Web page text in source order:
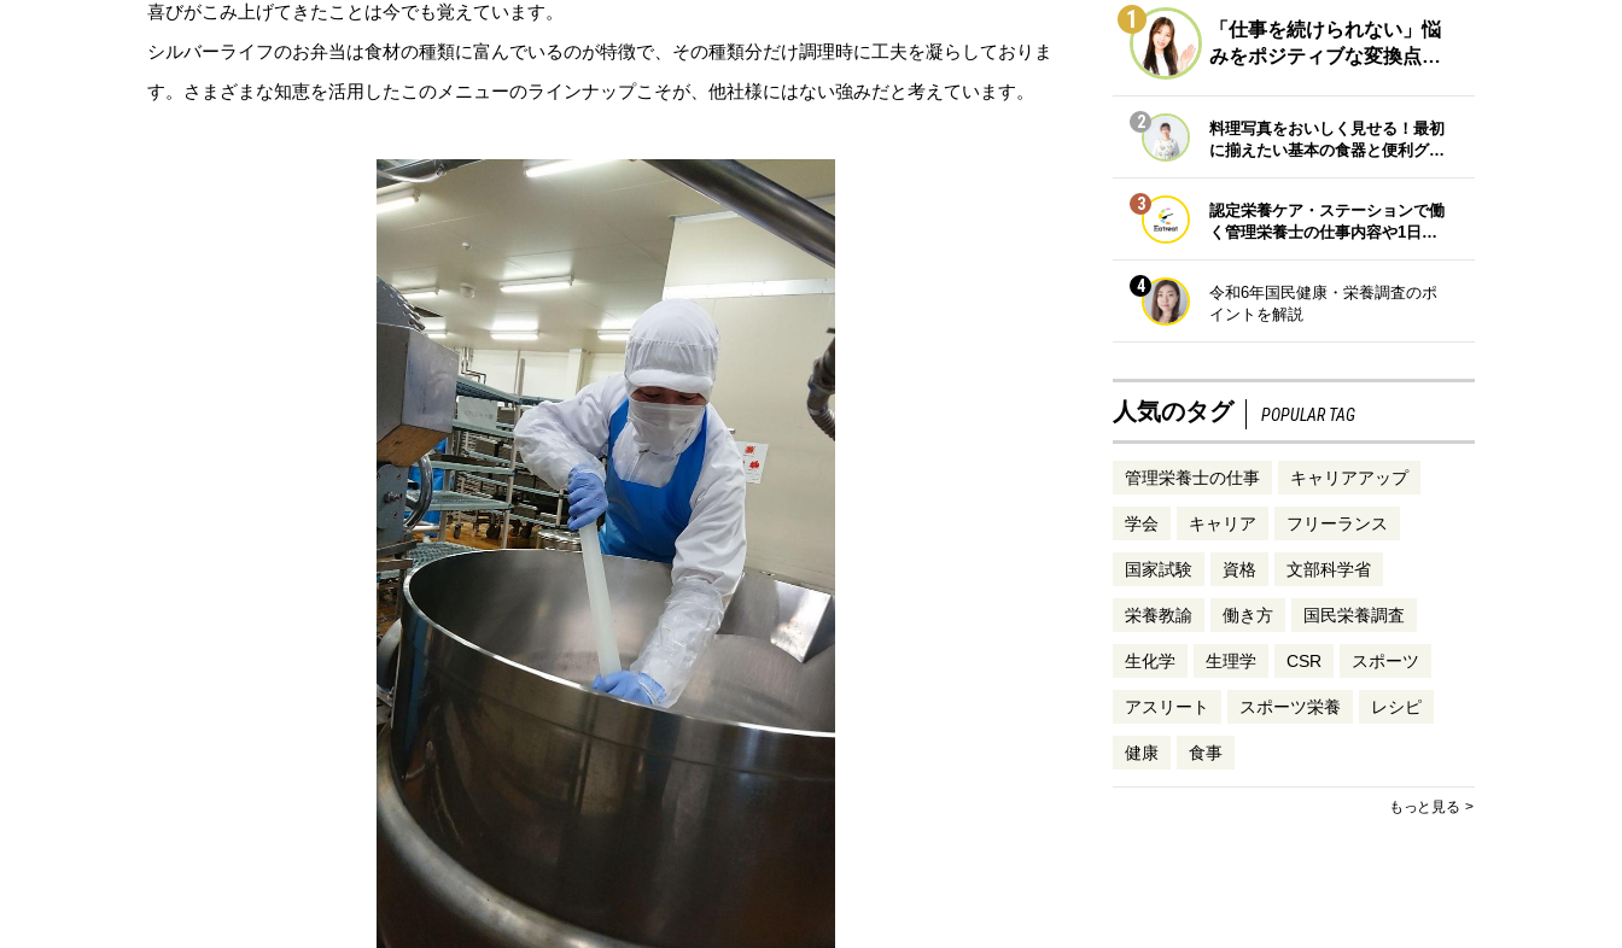
喜びがこみ上げてきたことは今でも覚えています。
シルバーライフのお弁当は食材の種類に富んでいるのが特徴で、その種類分だけ調理時に工夫を凝らしておりま
す。さまざまな知恵を活用したこのメニューのラインナップこそが、他社様にはない強みだと考えています。
1
「仕事を続けられない」悩
みをポジティブな変換点…
2
料理写真をおいしく見せる！最初
に揃えたい基本の食器と便利グ…
3
認定栄養ケア・ステーションで働
く管理栄養士の仕事内容や1日…
4
令和6年国民健康・栄養調査のポ
イントを解説
人気のタグ POPULAR TAG
管理栄養士の仕事 キャリアアップ
学会 キャリア フリーランス
国家試験 資格 文部科学省
栄養教諭 働き方 国民栄養調査
生化学 生理学 CSR スポーツ
アスリート スポーツ栄養 レシピ
健康 食事
もっと見る